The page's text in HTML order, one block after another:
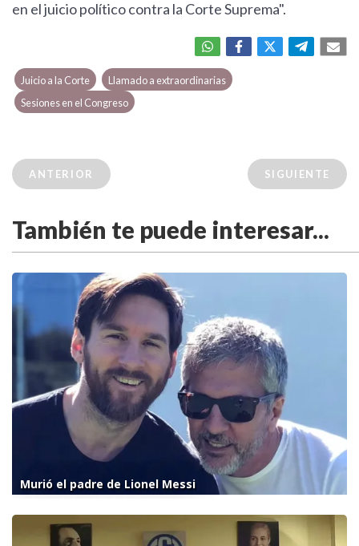
en el juicio político contra la Corte Suprema".
Juicio a la Corte
Llamado a extraordinarias
Sesiones en el Congreso
ANTERIOR SIGUIENTE
También te puede interesar...
Murió el padre de Lionel Messi